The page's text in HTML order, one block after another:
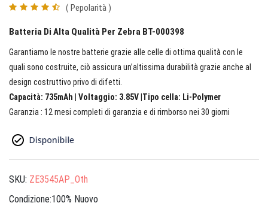
( Pepolarità )
Batteria Di Alta Qualità Per Zebra BT-000398
Garantiamo le nostre batterie grazie alle celle di ottima qualità con le
quali sono costruite, ciò assicura un’altissima durabilità grazie anche al
design costruttivo privo di difetti.
Capacità: 735mAh | Voltaggio: 3.85V |Tipo cella: Li-Polymer
Garanzia : 12 mesi completi di garanzia e di rimborso nei 30 giorni
SKU: ZE3545AP_Oth
Condizione:100% Nuovo